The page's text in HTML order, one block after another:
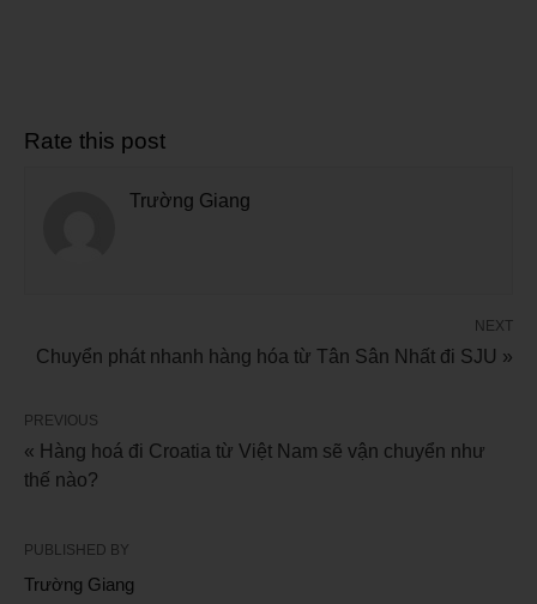
Rate this post
Trường Giang
NEXT
Chuyển phát nhanh hàng hóa từ Tân Sân Nhất đi SJU »
PREVIOUS
« Hàng hoá đi Croatia từ Việt Nam sẽ vận chuyển như
thế nào?
PUBLISHED BY
Trường Giang